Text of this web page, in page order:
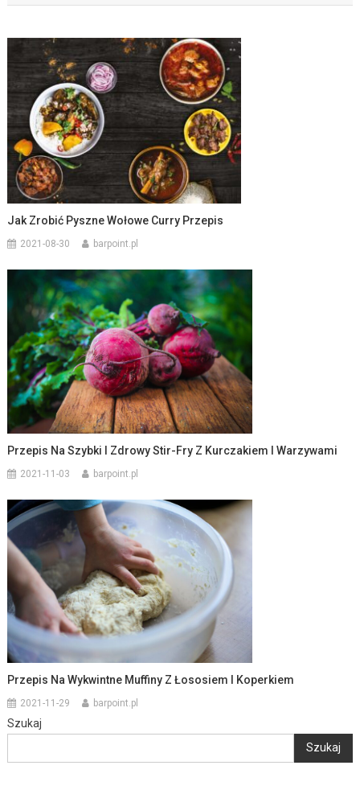
Jak Zrobić Pyszne Wołowe Curry Przepis
2021-08-30 barpoint.pl
Przepis Na Szybki I Zdrowy Stir-Fry Z Kurczakiem I Warzywami
2021-11-03 barpoint.pl
Przepis Na Wykwintne Muffiny Z Łososiem I Koperkiem
2021-11-29 barpoint.pl
Szukaj
Szukaj